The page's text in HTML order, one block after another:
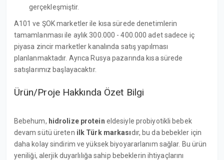
gerçekleşmiştir.
A101 ve ŞOK marketler ile kısa sürede denetimlerin
tamamlanması ile aylık 300.000 - 400.000 adet sadece iç
piyasa zincir marketler kanalında satış yapılması
planlanmaktadır. Ayrıca Rusya pazarında kısa sürede
satışlarımız başlayacaktır.
Ürün/Proje Hakkında Özet Bilgi
Bebehum, hidrolize protein eldesiyle probiyotikli bebek
devam sütü üreten ilk Türk markasıdır, bu da bebekler için
daha kolay sindirim ve yüksek biyoyararlanım sağlar. Bu ürün
yeniliği, alerjik duyarlılığa sahip bebeklerin ihtiyaçlarını